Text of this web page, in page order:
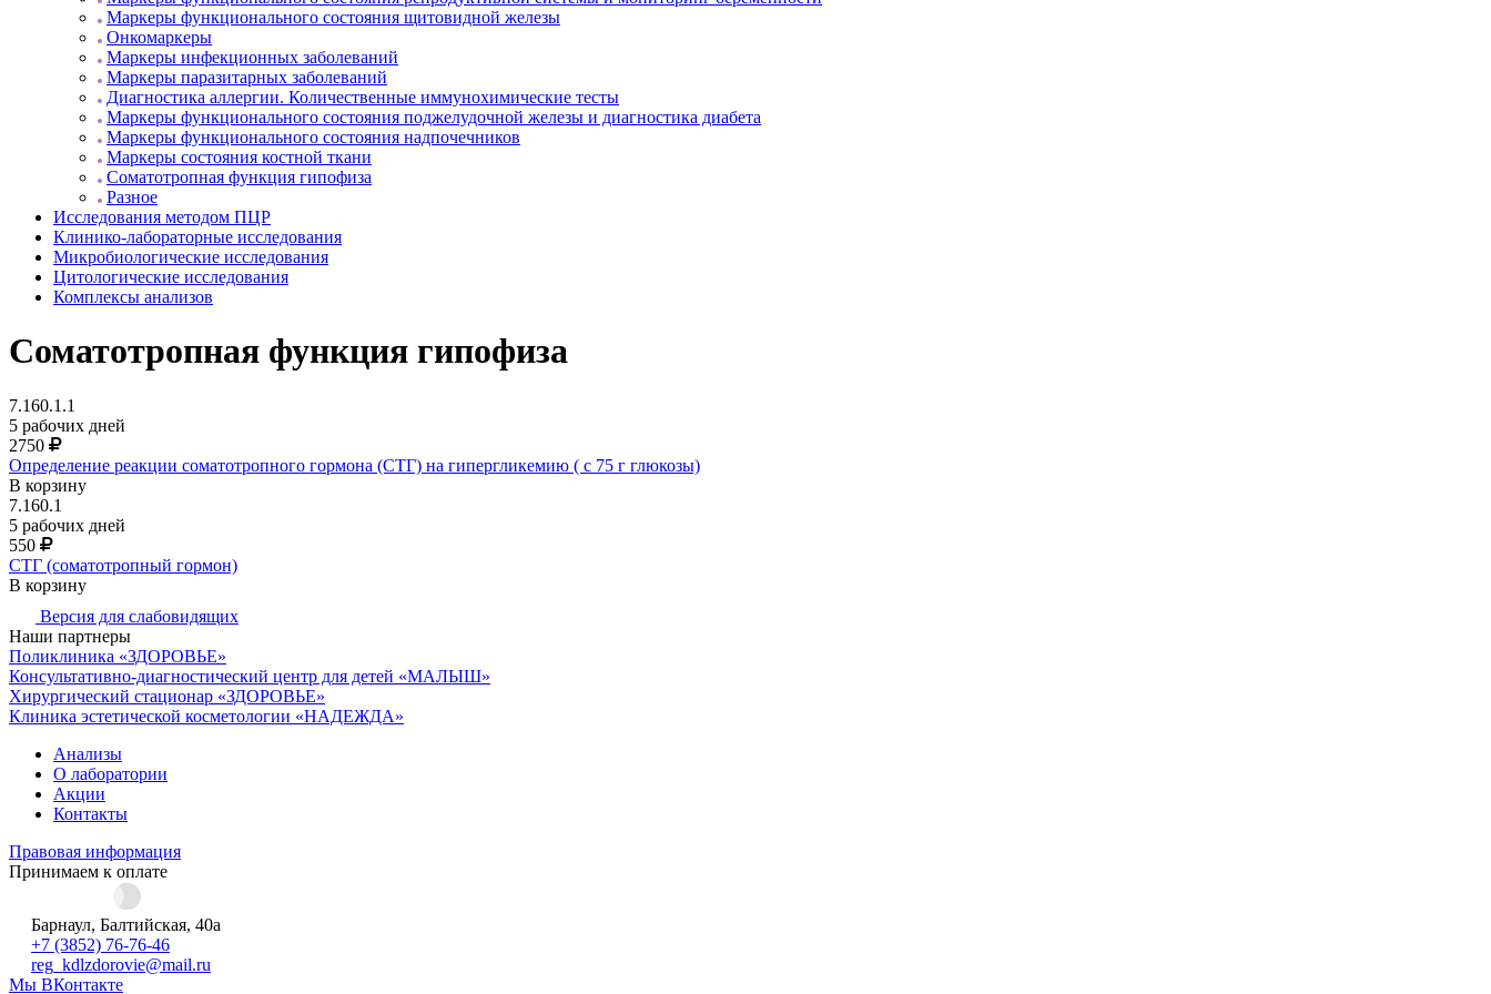
Маркеры функционального состояния щитовидной железы
Онкомаркеры
Маркеры инфекционных заболеваний
Маркеры паразитарных заболеваний
Диагностика аллергии. Количественные иммунохимические тесты
Маркеры функционального состояния поджелудочной железы и диагностика диабета
Маркеры функционального состояния надпочечников
Маркеры состояния костной ткани
Соматотропная функция гипофиза
Разное
Исследования методом ПЦР
Клинико-лабораторные исследования
Микробиологические исследования
Цитологические исследования
Комплексы анализов
Соматотропная функция гипофиза
7.160.1.1
5 рабочих дней
2750
Определение реакции соматотропного гормона (СТГ) на гипергликемию ( с 75 г глюкозы)
В корзину
7.160.1
5 рабочих дней
550
СТГ (соматотропный гормон)
В корзину
Версия для слабовидящих
Наши партнеры
Поликлиника «ЗДОРОВЬЕ»
Консультативно-диагностический центр для детей «МАЛЫШ»
Хирургический стационар «ЗДОРОВЬЕ»
Клиника эстетической косметологии «НАДЕЖДА»
Анализы
О лаборатории
Акции
Контакты
Правовая информация
Принимаем к оплате
Барнаул, Балтийская, 40а
+7 (3852) 76-76-46
reg_kdlzdorovie@mail.ru
Мы ВКонтакте